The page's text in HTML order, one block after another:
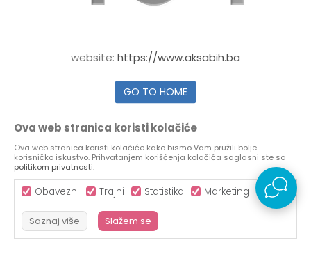
website: https://www.aksabih.ba
GO TO HOME
Ova web stranica koristi kolačiće
Ova web stranica koristi kolačiće kako bismo Vam pružili bolje
korisničko iskustvo. Prihvatanjem korišćenja kolačića saglasni ste sa
politikom privatnosti.
Obavezni Trajni Statistika Marketing
Saznaj više Slažem se